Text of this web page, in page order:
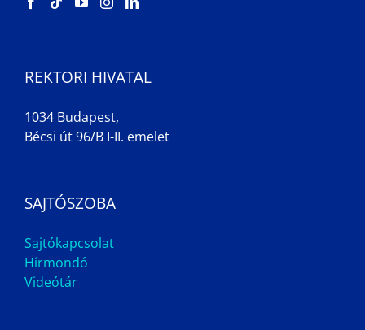
REKTORI HIVATAL
1034 Budapest,
Bécsi út 96/B I-II. emelet
SAJTÓSZOBA
Sajtókapcsolat
Hírmondó
Videótár